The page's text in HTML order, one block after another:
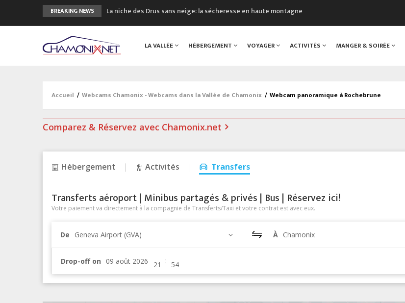
BREAKING NEWS
La niche des Drus sans neige: la sécheresse en haute montagne
Craft ouvre un nouveau magasin de course à pied à Chamonix
3eme Chamonix Vallée Classics Festival
LA VALLÉE HÉBERGEMENT VOYAGER ACTIVITÉS MANGER & SOIRÉE
Accueil / Webcams Chamonix - Webcams dans la Vallée de Chamonix / Webcam panoramique à Rochebrune
Comparez & Réservez avec Chamonix.net
Hébergement Activités Transfers
Transferts aéroport | Minibus partagés & privés | Bus | Réservez ici!
Votre paiement va directement à la compagnie de Transferts/Taxi et votre contrat est avec eux.
De Geneva Airport (GVA) À Chamonix
Drop-off on :